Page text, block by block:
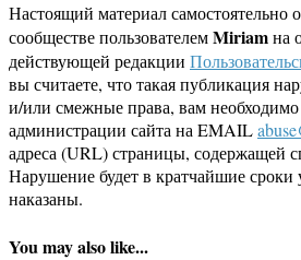
Настоящий материал самостоятельно
сообществе пользователемMiriamна
действующей редакции
вы считаете, что такая публикация
и/или смежные права, вам
администрации сайта на EMAIL
адреса (URL) страницы, содержащей
Нарушение будет в кратчайшие
наказаны.
You may also like...